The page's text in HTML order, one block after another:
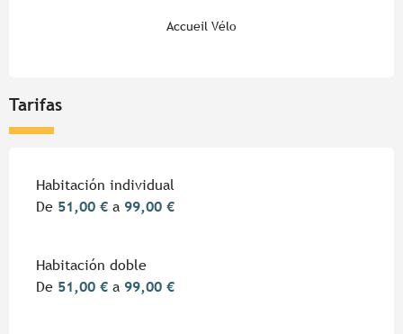
Accueil Vélo
Tarifas
Habitación individual
De 51,00 € a 99,00 €
Habitación doble
De 51,00 € a 99,00 €